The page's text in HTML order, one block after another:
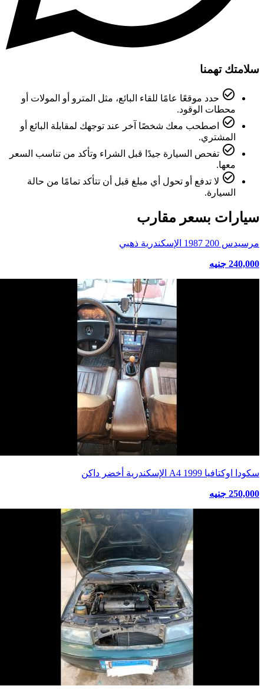
سلامتك تهمنا
check_circle_outline حدد موقعًا عامًا للقاء البائع، مثل المترو أو المولات أو
محطات الوقود.
check_circle_outline
اصطحب معك شخصًا آخر عند توجهك لمقابلة البائع أو
المشتري.
check_circle_outline تفحص السيارة جيدًا قبل الشراء وتأكد من تناسب السعر
معها.
check_circle_outline لا تدفع أو تحول أي مبلغ قبل أن تتأكد تمامًا من حالة
السيارة.
سيارات بسعر مقارب
مرسيدس 200 1987 الإسكندرية ذهبي
240,000 جنيه
سكودا اوكتافيا A4 1999 الإسكندرية أخضر داكن
250,000 جنيه